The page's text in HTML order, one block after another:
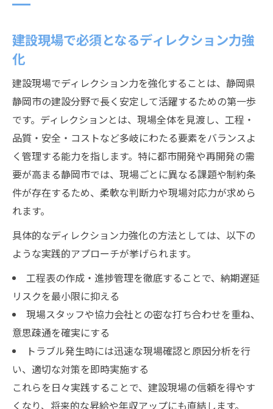
建設現場で必須となるディレクション力強
化
建設現場でディレクション力を強化することは、静岡県
静岡市の建設分野で長く安定して活躍するための第一歩
です。ディレクションとは、現場全体を見渡し、工程・
品質・安全・コストなど多岐にわたる要素をバランスよ
く管理する能力を指します。特に都市開発や再開発の需
要が高まる静岡市では、現場ごとに異なる課題や制約条
件が存在するため、柔軟な判断力や現場対応力が求めら
れます。
具体的なディレクション力強化の方法としては、以下の
ような実践的アプローチが挙げられます。
工程表の作成・進捗管理を徹底することで、納期遅延
リスクを最小限に抑える
現場スタッフや協力会社との密な打ち合わせを重ね、
意思疎通を確実にする
トラブル発生時には迅速な現場確認と原因分析を行
い、適切な対策を即時実施する
これらを日々実践することで、建設現場の信頼を得やす
くなり、将来的な昇給や年収アップにも直結します。